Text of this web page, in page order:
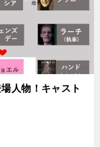
人物！キャスト